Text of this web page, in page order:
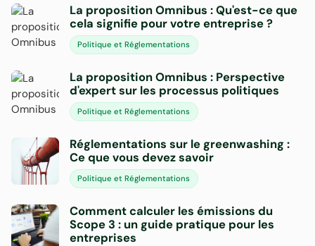
La proposition Omnibus : Qu'est-ce que
cela signifie pour votre entreprise ?
Politique et Réglementations
La proposition Omnibus : Perspective
d'expert sur les processus politiques
Politique et Réglementations
Réglementations sur le greenwashing :
Ce que vous devez savoir
Politique et Réglementations
Comment calculer les émissions du
Scope 3 : un guide pratique pour les
entreprises